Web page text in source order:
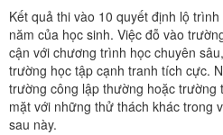
Kết quả thi vào 10 quyết định lộ
năm của học sinh. Việc đỗ vào
cận với chương trình học chuyên
trường học tập cạnh tranh tích cực.
trường công lập thường hoặc trường
mặt với những thử thách khác trong
sau này.